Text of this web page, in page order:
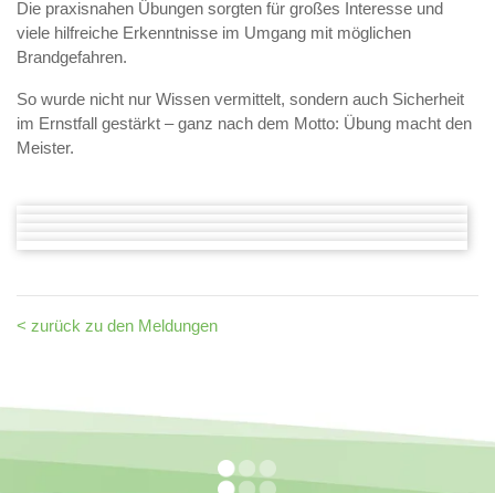
Die praxisnahen Übungen sorgten für großes Interesse und
viele hilfreiche Erkenntnisse im Umgang mit möglichen
Brandgefahren.
So wurde nicht nur Wissen vermittelt, sondern auch Sicherheit
im Ernstfall gestärkt – ganz nach dem Motto: Übung macht den
Meister.
< zurück zu den Meldungen